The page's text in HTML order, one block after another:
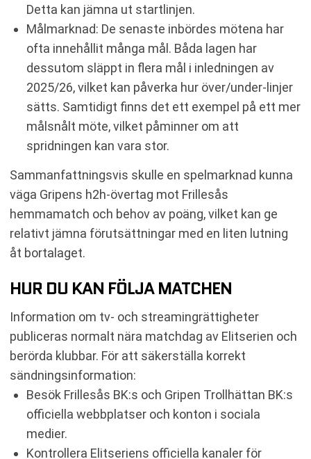
Detta kan jämna ut startlinjen.
Målmarknad: De senaste inbördes mötena har
ofta innehållit många mål. Båda lagen har
dessutom släppt in flera mål i inledningen av
2025/26, vilket kan påverka hur över/under-linjer
sätts. Samtidigt finns det ett exempel på ett mer
målsnålt möte, vilket påminner om att
spridningen kan vara stor.
Sammanfattningsvis skulle en spelmarknad kunna
väga Gripens h2h-övertag mot Frillesås
hemmamatch och behov av poäng, vilket kan ge
relativt jämna förutsättningar med en liten lutning
åt bortalaget.
HUR DU KAN FÖLJA MATCHEN
Information om tv- och streamingrättigheter
publiceras normalt nära matchdag av Elitserien och
berörda klubbar. För att säkerställa korrekt
sändningsinformation:
Besök Frillesås BK:s och Gripen Trollhättan BK:s
officiella webbplatser och konton i sociala
medier.
Kontrollera Elitseriens officiella kanaler för